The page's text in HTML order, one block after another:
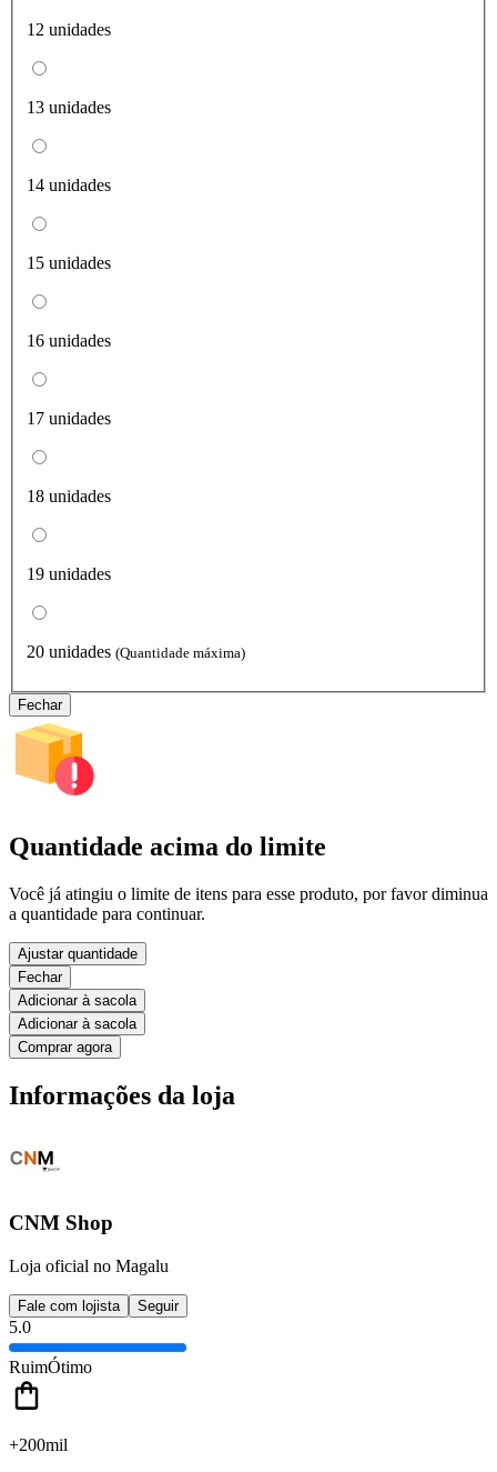
12 unidades
13 unidades
14 unidades
15 unidades
16 unidades
17 unidades
18 unidades
19 unidades
20 unidades (Quantidade máxima)
Fechar
Quantidade acima do limite
Você já atingiu o limite de itens para esse produto, por favor diminua
a quantidade para continuar.
Ajustar quantidade
Fechar
Adicionar à sacola
Adicionar à sacola
Comprar agora
Informações da loja
CNM Shop
Loja oficial no Magalu
Fale com lojista Seguir
5.0
RuimÓtimo
+200mil